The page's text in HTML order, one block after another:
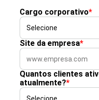
Cargo corporativo*
Site da empresa*
Quantos clientes
atualmente?*